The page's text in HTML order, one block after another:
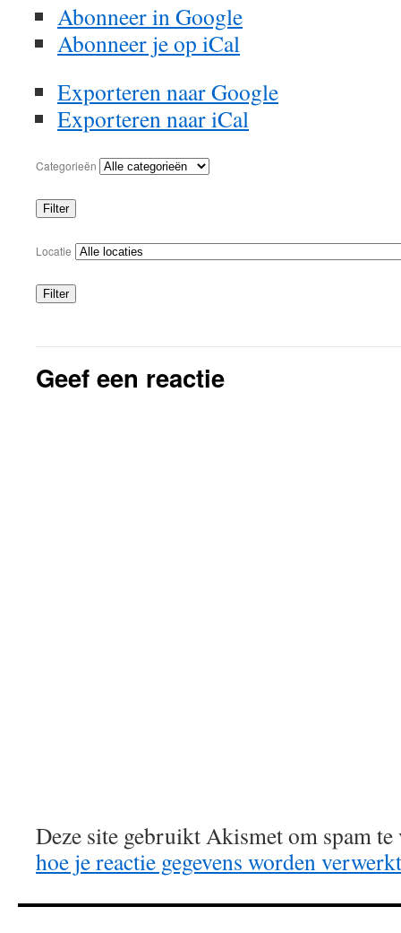
Abonneer inGoogle
Abonneer je op iCal
Exporteren naarGoogle
Exporteren naariCal
Categorieën
Filter
Categorieën
Locatie
Filter
Locaties
Geef een reactie
Deze site gebruikt Akismet om spam
hoe je reactie gegevens worden verwerkt